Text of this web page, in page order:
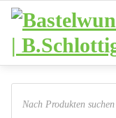
Zum
Inhalt
springen
Products
search Sie sind hier: